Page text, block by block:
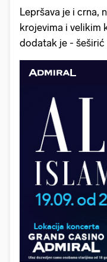
Lepršava je i crna,
krojevima i velikim
dodatak je - šeširić